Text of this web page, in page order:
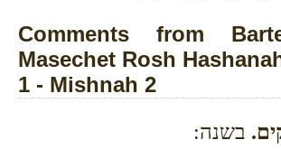
Comments from
Masechet Rosh
1 - Mishnah 2
בשנה: